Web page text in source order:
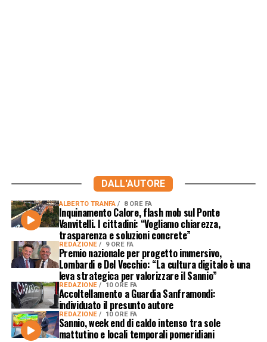
DALL'AUTORE
ALBERTO TRANFA 8 ORE FA
Inquinamento Calore, flash mob sul Ponte
Vanvitelli. I cittadini: “Vogliamo chiarezza,
trasparenza e soluzioni concrete”
REDAZIONE 9 ORE FA
Premio nazionale per progetto immersivo,
Lombardi e Del Vecchio: “La cultura digitale è una
leva strategica per valorizzare il Sannio”
REDAZIONE 10 ORE FA
Accoltellamento a Guardia Sanframondi:
individuato il presunto autore
REDAZIONE 10 ORE FA
Sannio, week end di caldo intenso tra sole
mattutino e locali temporali pomeridiani